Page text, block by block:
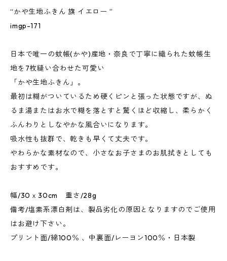
“かや生地ふきん 旗 イエロー ”
imgp-171
日本で唯一の蚊帳(かや)産地・奈良で丁寧に織られた蚊帳生
地を7枚縫い合わせた可愛い
「かや生地ふきん」。
最初は糊がついているため硬くピンと張った状態ですが、ぬ
るま湯またはお水で糊を落とすと驚くほど収縮し、柔らかく
ふんわりとしなやかな風合いになります。
吸水性も抜群で、乾きも早くて丈夫です。
やわらかな素材なので、小さなお子さまのお肌拭きとしても
おすすめです。
幅/30ｘ30cm 重さ/28g
備考/塩素系漂白剤は、製品劣化の原因となりますのでご使用
はお避け下さい。
プリント面/綿100％ 、中裏面/レーヨン100％・日本製